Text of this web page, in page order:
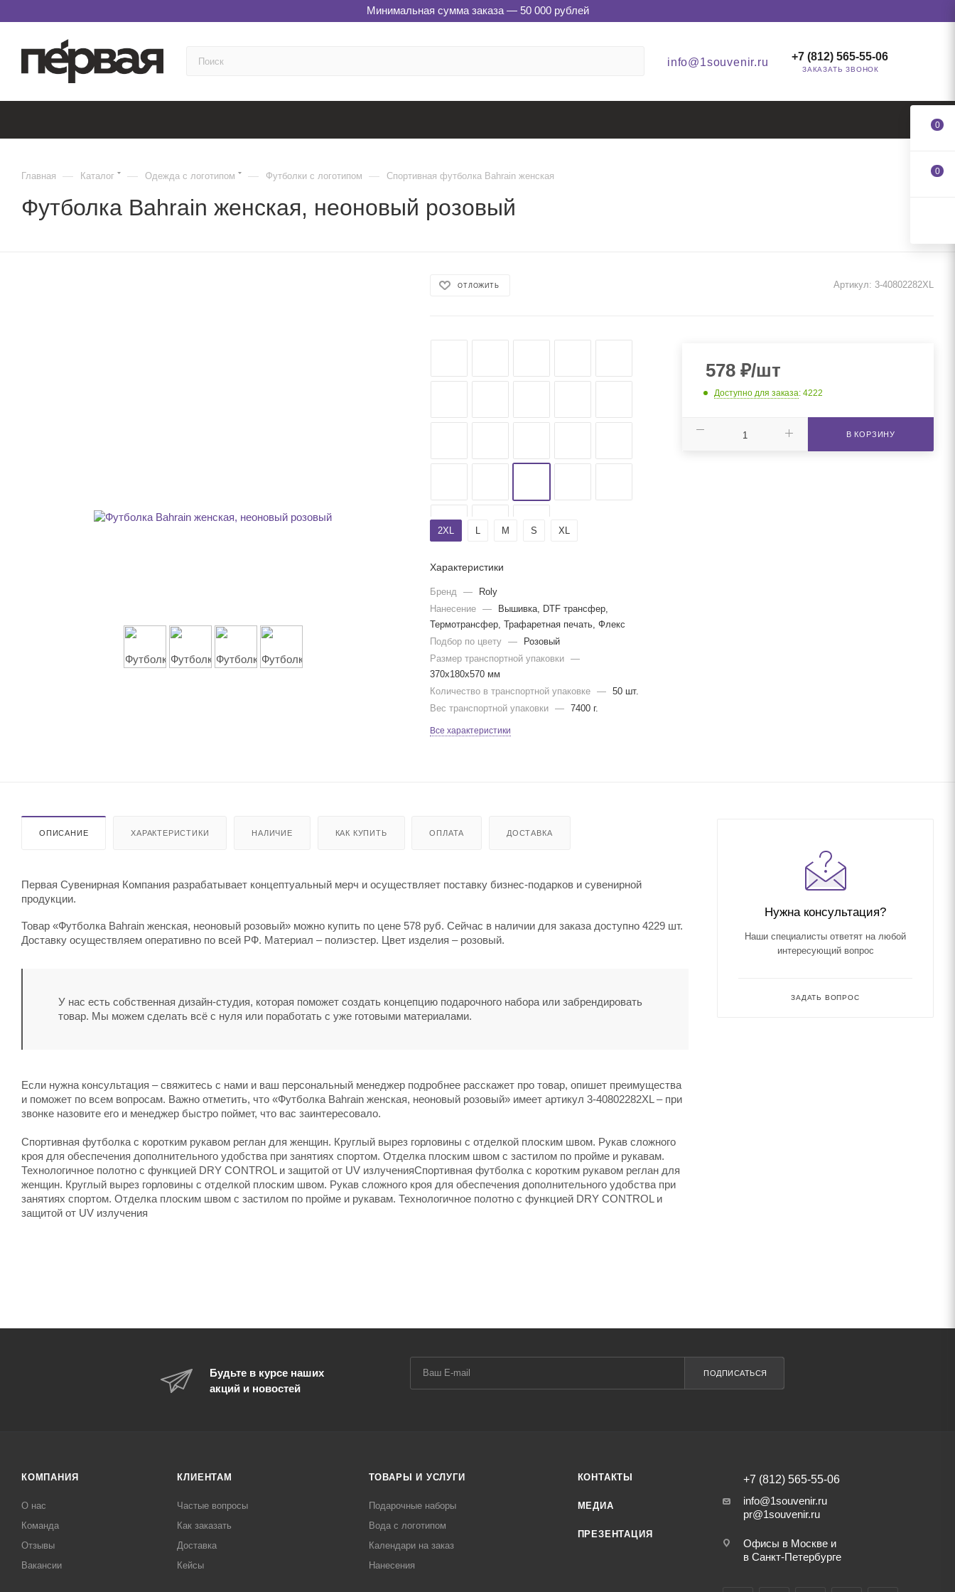
Минимальная сумма заказа — 50 000 рублей
info@1souvenir.ru +7 (812) 565-55-06
ЗАКАЗАТЬ ЗВОНОК
Главная — Каталог — Одежда с логотипом — Футболки с логотипом — Спортивная футболка Bahrain женская
Футболка Bahrain женская, неоновый розовый
ОТЛОЖИТЬ Артикул: 3-40802282XL
2XL L M S XL
Характеристики
Бренд —
Roly
Нанесение
—
Вышивка, DTF трансфер,
Термотрансфер, Трафаретная печать, Флекс
Подбор по цвету
—
Розовый
Размер транспортной упаковки
—
370x180x570 мм
Количество в транспортной упаковке
—
50 шт.
Вес транспортной упаковки
— 7400 г.
Все характеристики
578₽/шт
Доступно для заказа: 4222
В КОРЗИНУ
ОПИСАНИЕ ХАРАКТЕРИСТИКИ НАЛИЧИЕ КАК КУПИТЬ ОПЛАТА ДОСТАВКА
Первая Сувенирная Компания разрабатывает концептуальный мерч и осуществляет поставку бизнес-подарков и сувенирной
продукции.
Товар «Футболка Bahrain женская, неоновый розовый» можно купить по цене 578 руб. Сейчас в наличии для заказа доступно 4229 шт.
Доставку осуществляем оперативно по всей РФ. Материал – полиэстер. Цвет изделия – розовый.
У нас есть собственная дизайн-студия, которая поможет создать концепцию подарочного набора или забрендировать
товар. Мы можем сделать всё с нуля или поработать с уже готовыми материалами.
Если нужна консультация – свяжитесь с нами и ваш персональный менеджер подробнее расскажет про товар, опишет преимущества
и поможет по всем вопросам. Важно отметить, что «Футболка Bahrain женская, неоновый розовый» имеет артикул 3-40802282XL – при
звонке назовите его и менеджер быстро поймет, что вас заинтересовало.
Спортивная футболка с коротким рукавом реглан для женщин. Круглый вырез горловины с отделкой плоским швом. Рукав сложного
кроя для обеспечения дополнительного удобства при занятиях спортом. Отделка плоским швом с застилом по пройме и рукавам.
Технологичное полотно с функцией DRY CONTROL и защитой от UV излученияСпортивная футболка с коротким рукавом реглан для
женщин. Круглый вырез горловины с отделкой плоским швом. Рукав сложного кроя для обеспечения дополнительного удобства при
занятиях спортом. Отделка плоским швом с застилом по пройме и рукавам. Технологичное полотно с функцией DRY CONTROL и
защитой от UV излучения
Нужна консультация?
Наши специалисты ответят на любой
интересующий вопрос
ЗАДАТЬ ВОПРОС
Будьте в курсе наших
акций и новостей
ПОДПИСАТЬСЯ
КОМПАНИЯ
О нас
Команда
Отзывы
Вакансии
КЛИЕНТАМ
Частые вопросы
Как заказать
Доставка
Кейсы
ТОВАРЫ И УСЛУГИ
Подарочные наборы
Вода с логотипом
Календари на заказ
Нанесения
КОНТАКТЫ
МЕДИА
ПРЕЗЕНТАЦИЯ
+7 (812) 565-55-06
info@1souvenir.ru
pr@1souvenir.ru
Офисы в Москве и
в Санкт-Петербурге
0
0